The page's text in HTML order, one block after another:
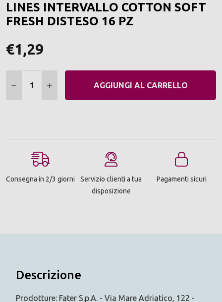
DEI
LINES INTERVALLO COTTON SOFT
FRESH DISTESO 16 PZ
€1,29
DIMINUIRE QUANTITÀ:
AUMENTARE QUANTITÀ:
AGGIUNGI AL CARRELLO
Consegna in 2/3 giorni
Servizio clienti a tua
disposizione
Pagamenti sicuri
Descrizione
Prodotture: Fater S.p.A. - Via Mare Adriatico, 122 -